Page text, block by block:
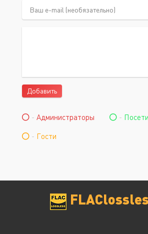
Добавить
- Администраторы -
- Гости